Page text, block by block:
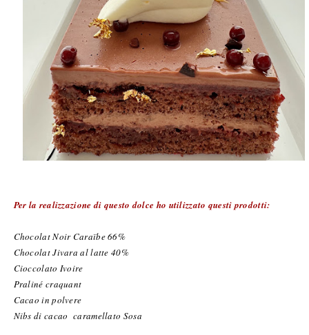
Per la realizzazione di questo dolce ho utilizzato questi prodotti:
Chocolat Noir Caraïbe 66%
Chocolat Jivara al latte 40%
Cioccolato Ivoire
Praliné craquant
Cacao in polvere
Nibs di cacao caramellato Sosa